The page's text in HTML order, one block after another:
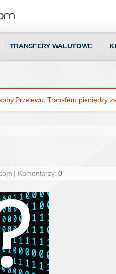
TRANSFERY WALUTOWE
Przelewu, Transferu pieniędzy
| Komentarzy: 0